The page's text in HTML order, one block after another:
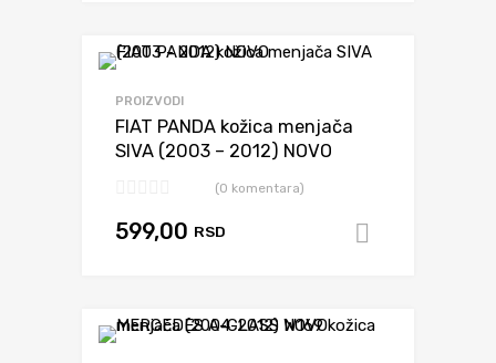
PROIZVODI
FIAT PANDA kožica menjača
SIVA (2003 – 2012) NOVO
(0 komentara)
599,00 RSD